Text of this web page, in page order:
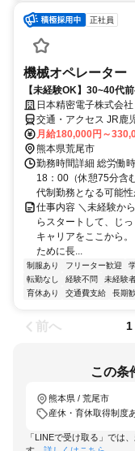
正社員
機械オペレーター
【未経験OK】30~40代
日本精密電子株式会
交通・アクセス JR鹿
月給180,000円～
熊本県荒尾市
勤務時間詳細 総労働
18：00（休憩75分含
代制勤務となる可能
仕事内容 ＼未経験か
らスタートして、じ
キャリアをここから
ために長...
制服あり フリーター歓迎
転勤なし
経験不問 未経験
育休あり
交通費支給 長期
前へ 1
この条
熊本県 / 荒尾市
産休・育休取得制度
「LINEで受け取る」では